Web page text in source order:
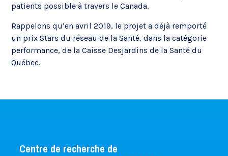
patients possible à travers le Canada.
Rappelons qu’en avril 2019, le projet a déjà remporté
un prix Stars du réseau de la Santé, dans la catégorie
performance, de la Caisse Desjardins de la Santé du
Québec.
Centre de recherche de